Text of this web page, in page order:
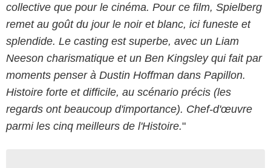
collective que pour le cinéma. Pour ce film, Spielberg
remet au goût du jour le noir et blanc, ici funeste et
splendide. Le casting est superbe, avec un Liam
Neeson charismatique et un Ben Kingsley qui fait par
moments penser à Dustin Hoffman dans Papillon.
Histoire forte et difficile, au scénario précis (les
regards ont beaucoup d'importance). Chef-d'œuvre
parmi les cinq meilleurs de l'Histoire."